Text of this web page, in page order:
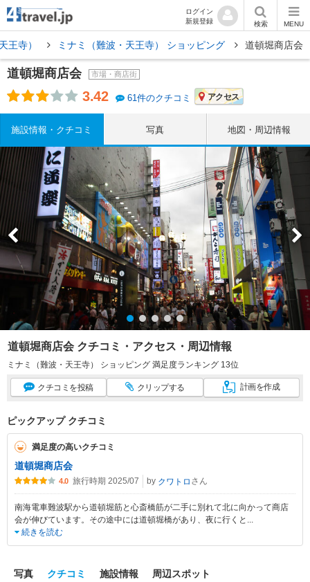
ログイン
新規登録
検索 MENU
王寺） ミナミ（難波・天王寺） ショッピング 道頓堀商店会
道頓堀商店会 市場・商店街
3.42 61件のクチコミ アクセス
施設情報・クチコミ 写真 地図・周辺情報
道頓堀商店会 クチコミ・アクセス・周辺情報
ミナミ（難波・天王寺） ショッピング 満足度ランキング 13位
クチコミ を投稿 クリップする 計画を作成
ピックアップ クチコミ
満足度の高いクチコミ
道頓堀商店会
4.0 旅行時期 2025/07 by クワトロ さん
南海電車難波駅から道頓堀筋と心斎橋筋が二手に別れて北に向かって商店
会が伸びています。その途中には道頓堀橋があり、夜に行くと ...
続きを読む
写真 クチコミ 施設情報 周辺スポット